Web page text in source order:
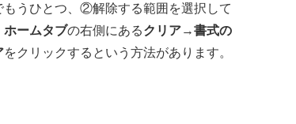
もうひとつ、②解除する範囲を選択して
ホームタブの右側にあるクリア→書式の
をクリックするという方法があります。